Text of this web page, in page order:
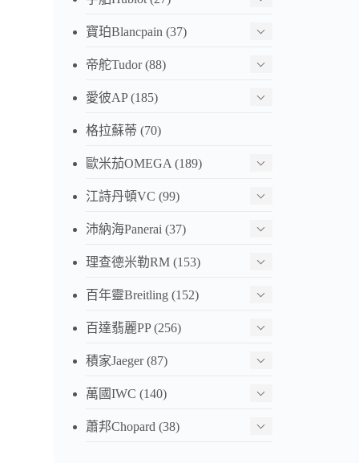
寶珀Blancpain (37)
帝舵Tudor(88)
愛彼AP(185)
格拉蘇蒂 (70)
歐米茄OMEGA (189)
江詩丹頓VC (99)
沛納海Panerai (37)
理查德米勒RM (153)
百年靈Breitling (152)
百達翡麗PP(256)
積家Jaeger(87)
萬國IWC (140)
蕭邦Chopard (38)